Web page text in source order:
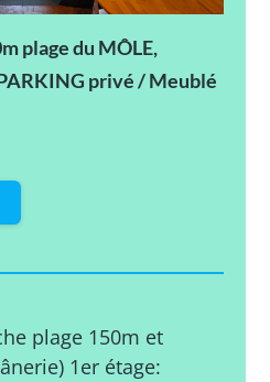
plage du MÔLE,
privé / Meublé
plage 150m et
1er étage: